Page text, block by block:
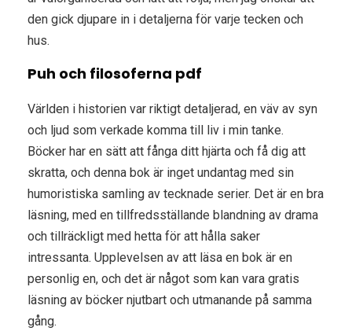
den gick djupare in i detaljerna för varje tecken och
hus.
Puh och filosoferna pdf
Världen i historien var riktigt detaljerad, en väv av syn
och ljud som verkade komma till liv i min tanke.
Böcker har en sätt att fånga ditt hjärta och få dig att
skratta, och denna bok är inget undantag med sin
humoristiska samling av tecknade serier. Det är en bra
läsning, med en tillfredsställande blandning av drama
och tillräckligt med hetta för att hålla saker
intressanta. Upplevelsen av att läsa en bok är en
personlig en, och det är något som kan vara gratis
läsning av böcker njutbart och utmanande på samma
gång.